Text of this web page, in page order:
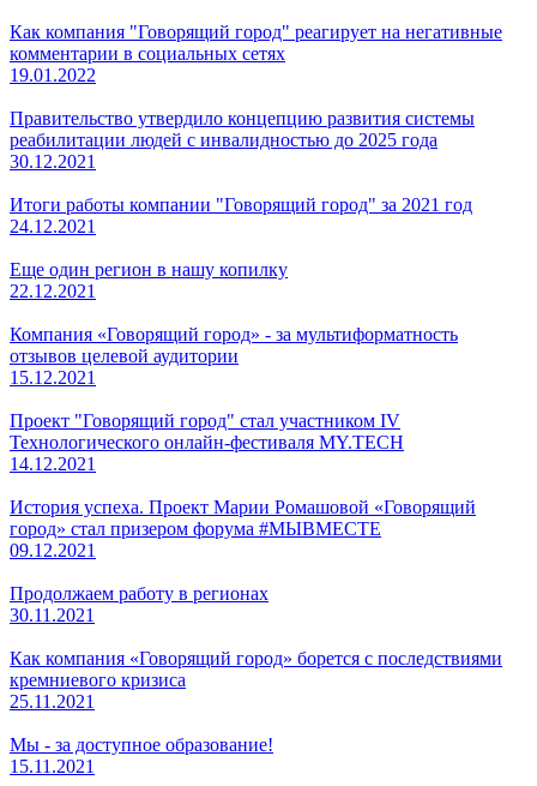
Как компания "Говорящий город" реагирует на негативные
комментарии в социальных сетях
19.01.2022
Правительство утвердило концепцию развития системы
реабилитации людей с инвалидностью до 2025 года
30.12.2021
Итоги работы компании "Говорящий город" за 2021 год
24.12.2021
Еще один регион в нашу копилку
22.12.2021
Компания «Говорящий город» - за мультиформатность
отзывов целевой аудитории
15.12.2021
Проект "Говорящий город" стал участником IV
Технологического онлайн-фестиваля MY.TECH
14.12.2021
История успеха. Проект Марии Ромашовой «Говорящий
город» стал призером форума #МЫВМЕСТЕ
09.12.2021
Продолжаем работу в регионах
30.11.2021
Как компания «Говорящий город» борется с последствиями
кремниевого кризиса
25.11.2021
Мы - за доступное образование!
15.11.2021